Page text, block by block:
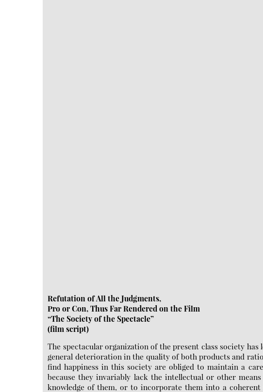
Refutation of All the Judgments,
Pro or Con, Thus Far Rendered on the Film
“The Society of the Spectacle”
(film script)
The spectacular organization of the present class society
general deterioration in the quality of both products and
find happiness in this society are obliged to maintain a
because they invariably lack the intellectual or other
knowledge of them, or to incorporate them into a